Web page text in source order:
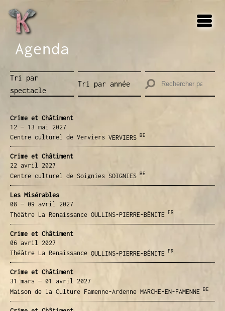
FR EN
Agenda
Tri par
spectacle
Tri par année
Crime et Châtiment
12 — 13 mai
2027
Centre culturel de Verviers VERVIERS BE
Crime et Châtiment
22 avril 2027
Centre culturel de Soignies SOIGNIES BE
Les Misérables
08 — 09 avril
2027
Théâtre La Renaissance OULLINS-PIERRE-BÉNITE FR
Crime et Châtiment
06 avril
2027
Théâtre La Renaissance OULLINS-PIERRE-BÉNITE FR
Crime et Châtiment
31 mars — 01 avril 2027
Maison de la Culture Famenne-Ardenne MARCHE-EN-FAMENNE BE